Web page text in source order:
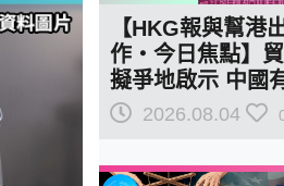
【HKG報與幫港
作‧今日焦點】
擬爭地啟示 中國
紅線訂規則
2026.08.04